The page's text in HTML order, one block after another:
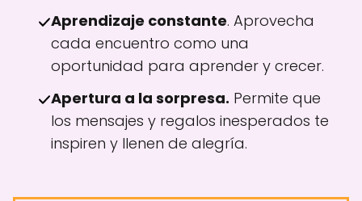
Aprendizaje constante. Aprovecha
cada encuentro como una
oportunidad para aprender y crecer.
Apertura a la sorpresa. Permite que
los mensajes y regalos inesperados te
inspiren y llenen de alegría.